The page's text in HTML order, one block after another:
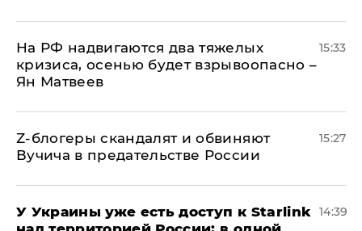
На РФ надвигаются два тяжелых
кризиса, осенью будет взрывоопасно –
Ян Матвеев
15:33
Z-блогеры скандалят и обвиняют
Вучича в предательстве России
15:27
У Украины уже есть доступ к Starlink 14:39